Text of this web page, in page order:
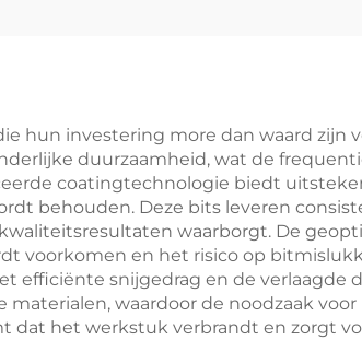
hun investering more dan waard zijn
duurzaamheid, wat de
coatingtechnologie biedt
behouden. Deze bits leveren
waarborgt. De
voorkomen en het risico op
efficiënte snijgedrag en de verlaagde
waardoor de noodzaak
het werkstuk verbrandt en zorgt